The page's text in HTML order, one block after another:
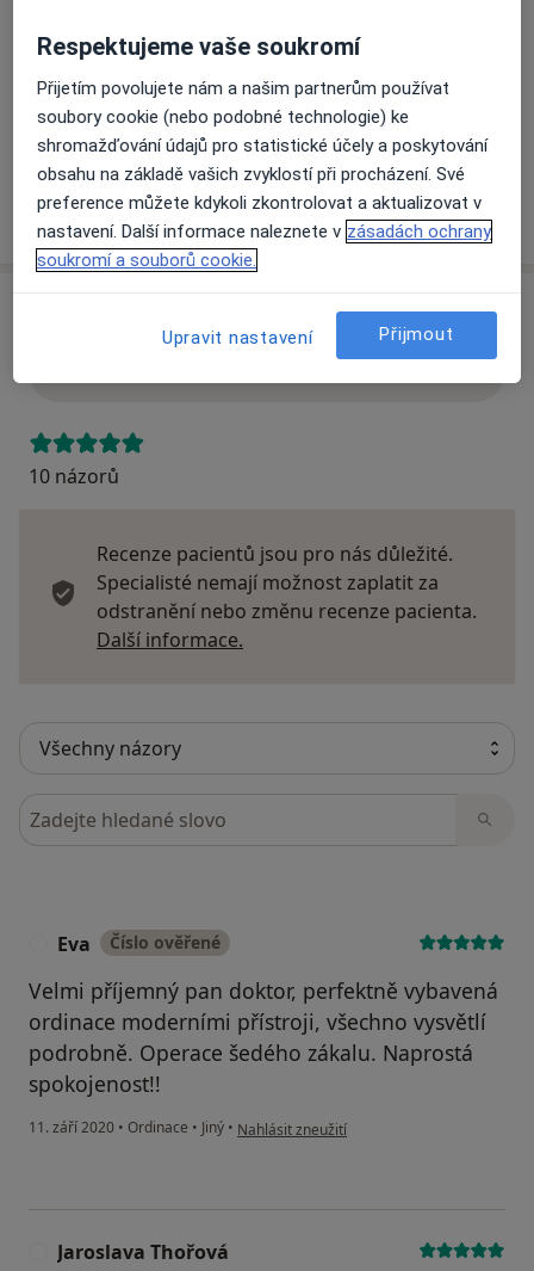
Způsoby platby (soukromé návštěvy)
Na teto adrese lékař přijímá pacienty na pojišťovnu
Detaily
Více
o adrese
10 názorů
Recenze pacientů jsou pro nás důležité.
Specialisté nemají možnost zaplatit za
odstranění nebo změnu recenze pacienta.
Další informace.
Hledejte v názorech
Eva Číslo ověřené
Velmi příjemný pan doktor, perfektně vybavená
ordinace moderními přístroji, všechno vysvětlí
podrobně. Operace šedého zákalu. Naprostá
spokojenost!!
11. září 2020 • Ordinace • Jiný • podle názoru uživatele Eva
Nahlásit zneužití
Jaroslava Thořová
Respektujeme vaše soukromí
Přijetím povolujete nám a našim partnerům používat
soubory cookie (nebo podobné technologie) ke
shromažďování údajů pro statistické účely a poskytování
obsahu na základě vašich zvyklostí při procházení. Své
preference můžete kdykoli zkontrolovat a aktualizovat v
nastavení. Další informace naleznete v zásadách ochrany
soukromí a souborů cookie.
Upravit nastavení Přijmout